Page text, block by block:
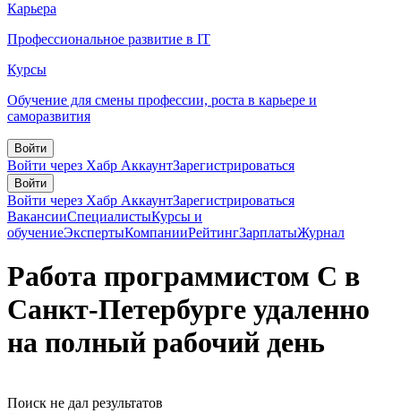
Карьера
Профессиональное развитие в IT
Курсы
Обучение для смены профессии, роста в карьере и
саморазвития
Войти
Войти через Хабр АккаунтЗарегистрироваться
Войти
Войти через Хабр АккаунтЗарегистрироваться
ВакансииСпециалистыКурсы и
обучениеЭкспертыКомпанииРейтингЗарплатыЖурнал
Работа программистом С в
Санкт-Петербурге удаленно
на полный рабочий день
Поиск не дал результатов